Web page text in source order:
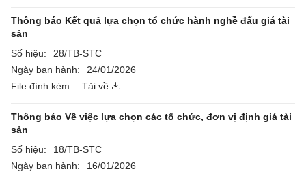
Thông báo Kết quả lựa chọn tổ chức hành nghề đấu giá tài
sản
Số hiệu:
28/TB-STC
Ngày ban hành:
24/01/2026
File đính kèm:
Tải về
Thông báo Về việc lựa chọn các tổ chức, đơn vị định giá tài
sản
Số hiệu:
18/TB-STC
Ngày ban hành:
16/01/2026